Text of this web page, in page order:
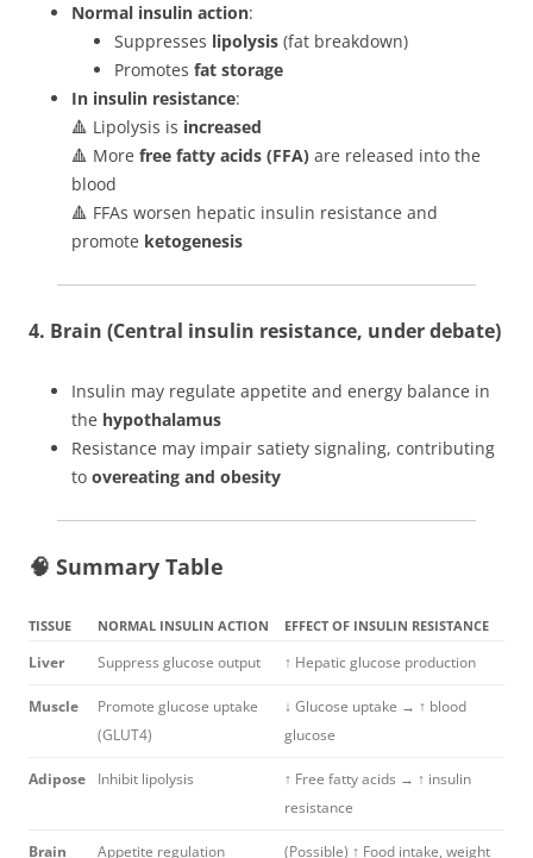
Normal insulin action:
Suppresses lipolysis (fat breakdown)
Promotes fat storage
In insulin resistance:
🔺 Lipolysis is increased
🔺 More free fatty acids (FFA) are released into the
blood
🔺 FFAs worsen hepatic insulin resistance and
promote ketogenesis
4. Brain (Central insulin resistance, under debate)
Insulin may regulate appetite and energy balance in
the hypothalamus
Resistance may impair satiety signaling, contributing
to overeating and obesity
🧠 Summary Table
TISSUE NORMAL INSULIN ACTION EFFECT OF INSULIN RESISTANCE
Liver Suppress glucose output ↑ Hepatic glucose production
Muscle
Promote glucose uptake
(GLUT4)
↓ Glucose uptake → ↑ blood
glucose
Adipose Inhibit lipolysis
↑ Free fatty acids → ↑ insulin
resistance
Brain Appetite regulation (Possible) ↑ Food intake, weight